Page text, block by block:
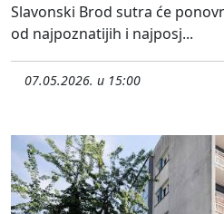
Slavonski Brod sutra će
od najpoznatijih i najposj...
07.05.2026. u 15:00